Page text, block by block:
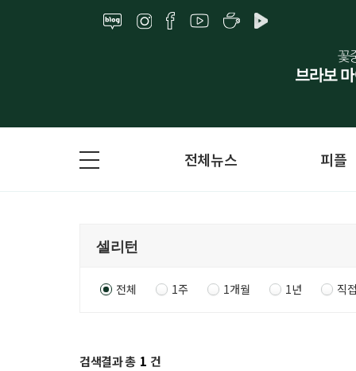
전체뉴스 피플
전체 1주 1개월 1년 직
검색결과 총 1 건